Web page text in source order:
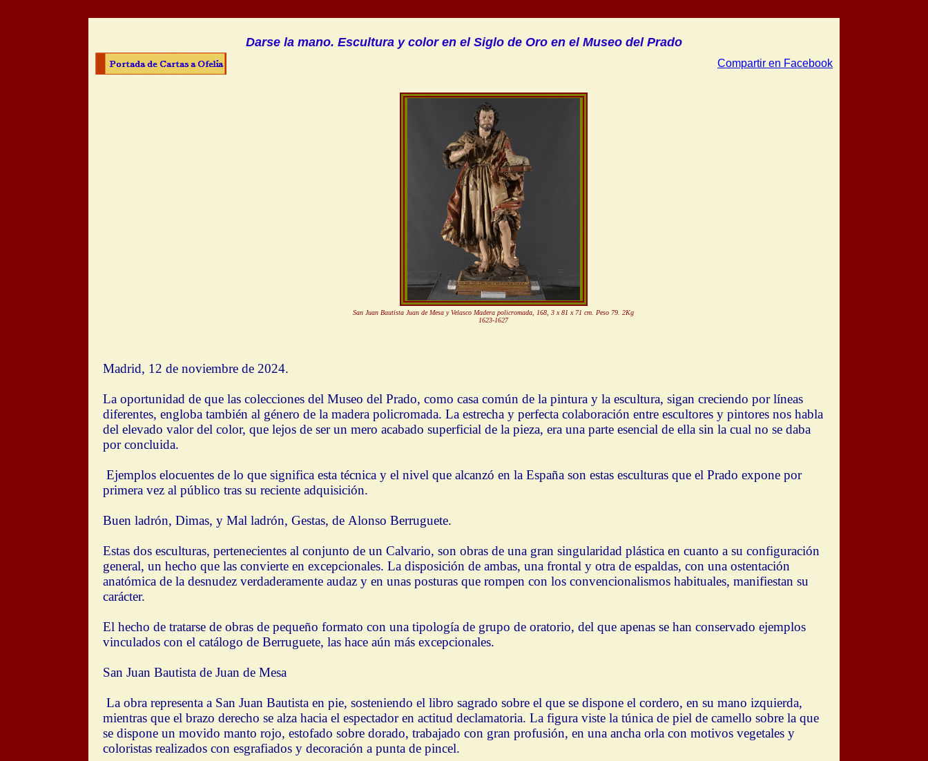
Darse la mano. Escultura y color en el Siglo de Oro en el Museo del Prado
Compartir en Facebook
San Juan Bautista Juan de Mesa y Velasco Madera policromada, 168, 3 x 81 x 71 cm. Peso 79. 2Kg
1623-1627